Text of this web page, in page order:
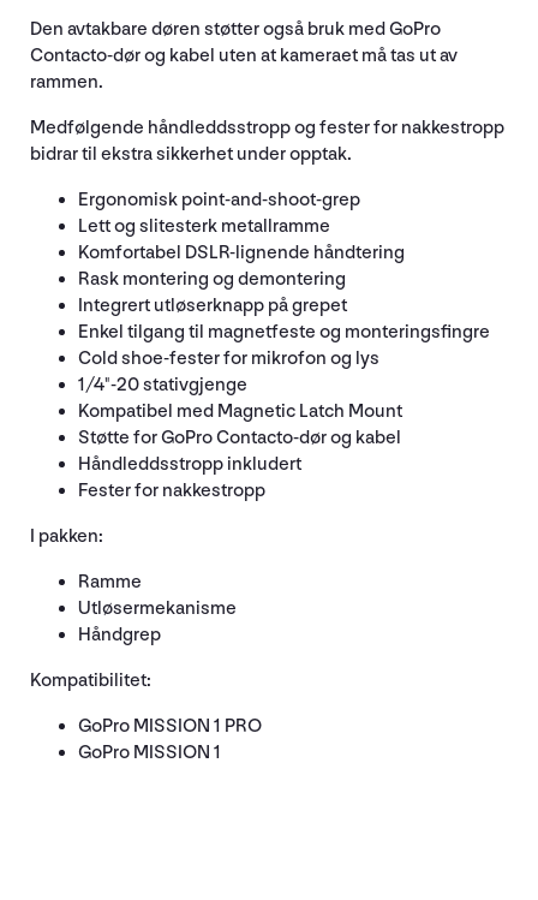
Den avtakbare døren støtter også bruk med GoPro
Contacto-dør og kabel uten at kameraet må tas ut av
rammen.
Medfølgende håndleddsstropp og fester for nakkestropp
bidrar til ekstra sikkerhet under opptak.
Ergonomisk point-and-shoot-grep
Lett og slitesterk metallramme
Komfortabel DSLR-lignende håndtering
Rask montering og demontering
Integrert utløserknapp på grepet
Enkel tilgang til magnetfeste og monteringsfingre
Cold shoe-fester for mikrofon og lys
1/4"-20 stativgjenge
Kompatibel med Magnetic Latch Mount
Støtte for GoPro Contacto-dør og kabel
Håndleddsstropp inkludert
Fester for nakkestropp
I pakken:
Ramme
Utløsermekanisme
Håndgrep
Kompatibilitet:
GoPro MISSION 1 PRO
GoPro MISSION 1